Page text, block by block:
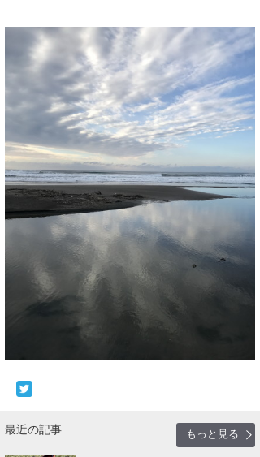
最近の記事
もっと見る
ゴン
米山予報士
wanda
予報士 hiro.
banpaku
Mr.K
chappy
Romisea